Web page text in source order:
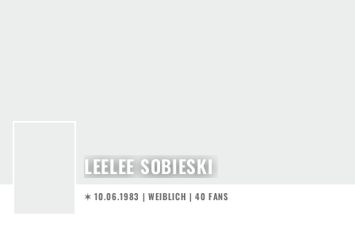
LEELEE SOBIESKI
✶ 10.06.1983 | WEIBLICH | 40 FANS